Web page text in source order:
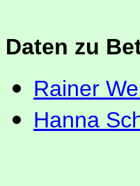
Daten zu
Rainer
Hanna